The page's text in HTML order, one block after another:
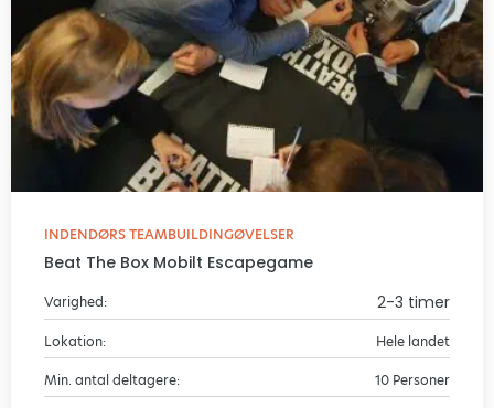
INDENDØRS TEAMBUILDINGØVELSER
Beat The Box Mobilt Escapegame
Varighed: 2-3 timer
Lokation: Hele landet
Min. antal deltagere: 10 Personer